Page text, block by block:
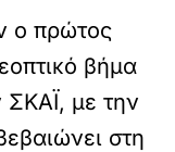
ο πρώτος
βήμα
ΣΚΑΪ, με την
στη